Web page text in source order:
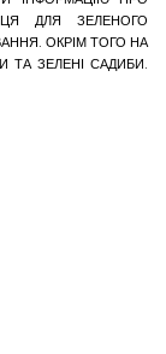
ДЛЯ ЗЕЛЕНОГО
ОКРІМ ТОГО НА
ТА ЗЕЛЕНІ САДИБИ.